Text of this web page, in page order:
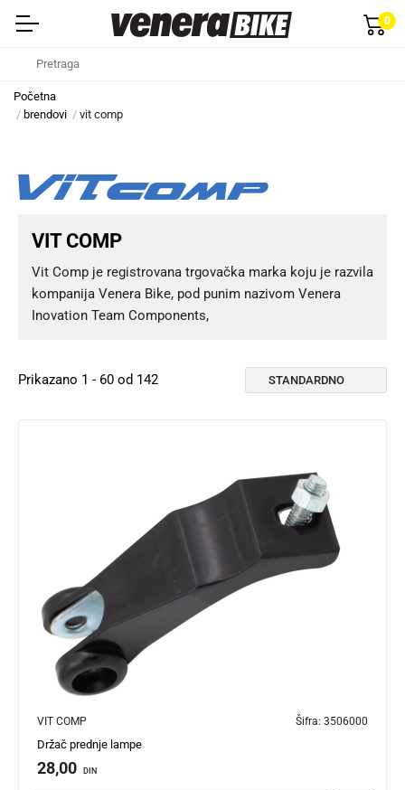
0
Početna
brendovi
vit comp
VIT COMP
Vit Comp je registrovana trgovačka marka koju je razvila
kompanija Venera Bike, pod punim nazivom Venera
Inovation Team Components,
Prikazano 1 - 60 od 142
VIT COMP Šifra: 3506000
Držač prednje lampe
28,00 DIN